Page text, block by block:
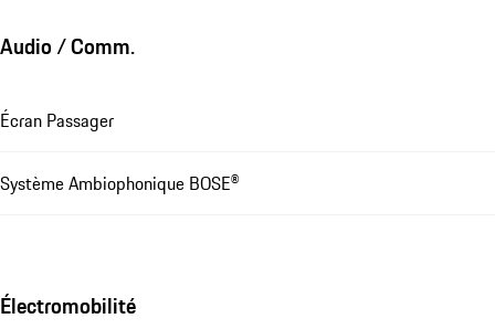
Audio / Comm.
Écran Passager
Système Ambiophonique BOSE®
Électromobilité